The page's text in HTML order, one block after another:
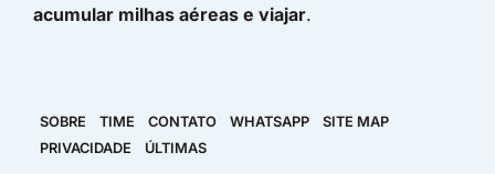
acumular milhas aéreas e viajar.
SOBRE TIME CONTATO WHATSAPP
SITE MAP
PRIVACIDADE
ÚLTIMAS